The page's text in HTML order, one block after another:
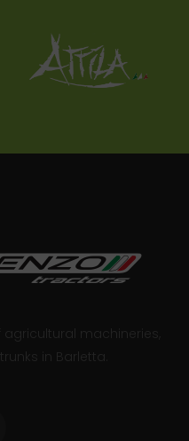
machineries,
in Barletta.